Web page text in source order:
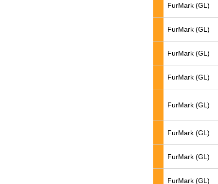
FurMark (GL)
FurMark (GL)
FurMark (GL)
FurMark (GL)
FurMark (GL)
FurMark (GL)
FurMark (GL)
FurMark (GL)